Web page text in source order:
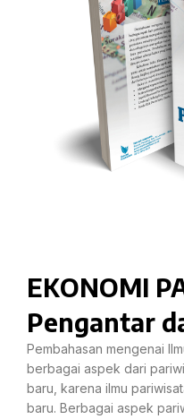
EKONOMI
Pengantar
Pembahasan mengenai
berbagai aspek dari
baru, karena ilmu
baru. Berbagai aspek